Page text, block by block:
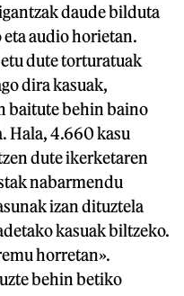
daude bilduta
audio horietan.
dute torturatuak
dira kasuak,
baitute behin baino
Hala, 4.660 kasu
dute ikerketaren
nabarmendu
izan dituztela
kasuak biltzeko.
horretan».
behin betiko